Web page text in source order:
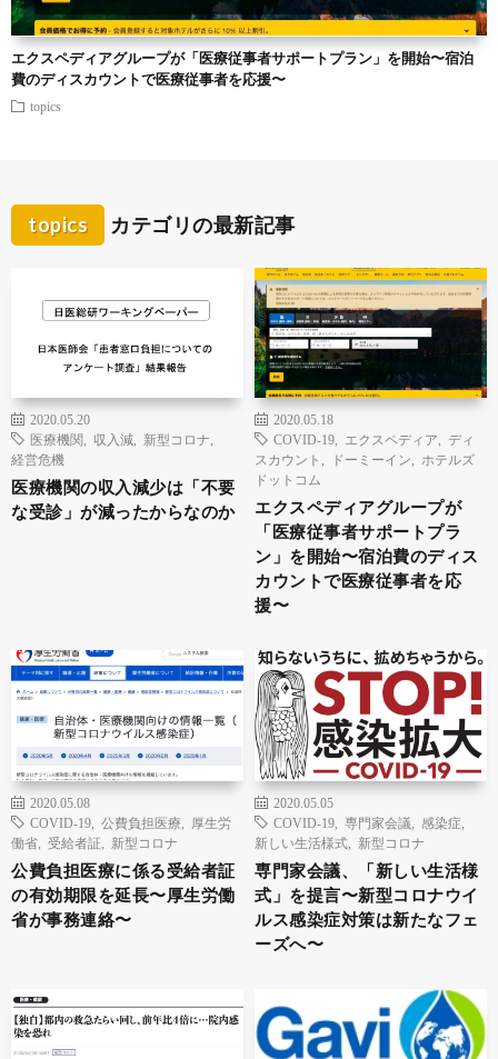
エクスペディアグループが「医療従事者サポートプラン」を開始〜宿泊
費のディスカウントで医療従事者を応援〜
topics
topics カテゴリの最新記事
2020.05.20
医療機関
収入減 新型コロナ
経営危機
医療機関の収入減少は「不要
な受診」が減ったからなのか
2020.05.18
COVID-19
エクスペディア
ディ
スカウント
ドーミーイン
ホテルズ
ドットコム
エクスペディアグループが
「医療従事者サポートプラ
ン」を開始〜宿泊費のディス
カウントで医療従事者を応
援〜
2020.05.08
COVID-19
公費負担医療
厚生労
働省
受給者証 新型コロナ
公費負担医療に係る受給者証
の有効期限を延長〜厚生労働
省が事務連絡〜
2020.05.05
COVID-19
専門家会議 感染症
新しい生活様式
新型コロナ
専門家会議、「新しい生活様
式」を提言〜新型コロナウイ
ルス感染症対策は新たなフェ
ーズへ〜